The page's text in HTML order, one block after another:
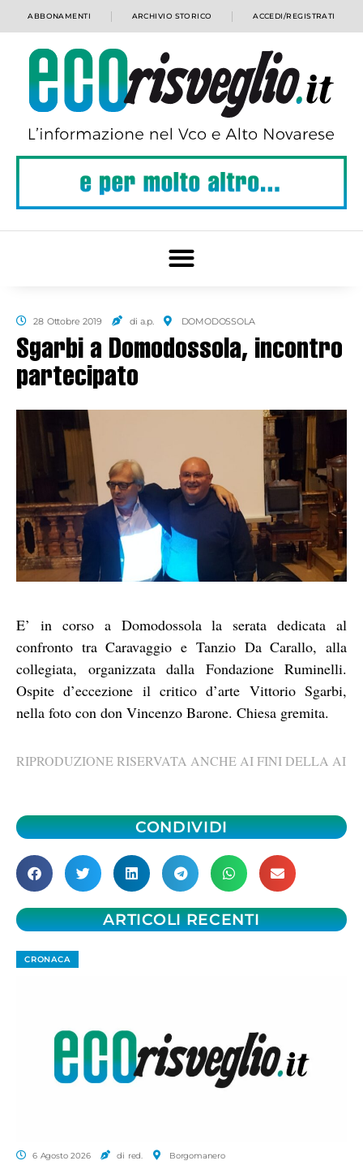
ABBONAMENTI ARCHIVIO STORICO ACCEDI/REGISTRATI
28 Ottobre 2019 di a.p. DOMODOSSOLA
Sgarbi a Domodossola, incontro
partecipato
E’ in corso a Domodossola la serata dedicata al
confronto tra Caravaggio e Tanzio Da Carallo, alla
collegiata, organizzata dalla Fondazione Ruminelli.
Ospite d’eccezione il critico d’arte Vittorio Sgarbi,
nella foto con don Vincenzo Barone. Chiesa gremita.
RIPRODUZIONE RISERVATA ANCHE AI FINI DELLA AI
CONDIVIDI
ARTICOLI RECENTI
CRONACA
6 Agosto 2026 di red. Borgomanero